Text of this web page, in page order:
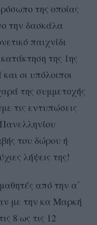
της οποίας
την δασκάλα
παιχνίδι
της 1ης
οι υπόλοιποι
της συμμετοχής
τις εντυπώσεις
του δώρου ή
λήψεις της!
από την α΄
με την κα Μαρκή
8 ως τις 12